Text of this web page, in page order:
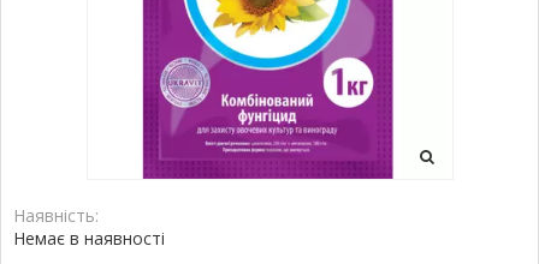
Наявність:
Немає в наявності